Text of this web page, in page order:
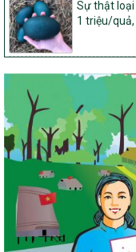
417/QĐ-BNNMT
Phê duyệt Chương
mới, giảm nghèo bền
đoạn I: Từ năm 2026
Nghị quyết số 08/
Quy định nguyên tắc,
ương thực hiện
thôn mới, giảm
vùng đồng bào dân
2030 trên địa bàn tỉnh
Chỉ Thị số 22-CT/TU
về đẩy mạnh thực
nông thôn mới, giảm
Sự thật loại
1 triệu/